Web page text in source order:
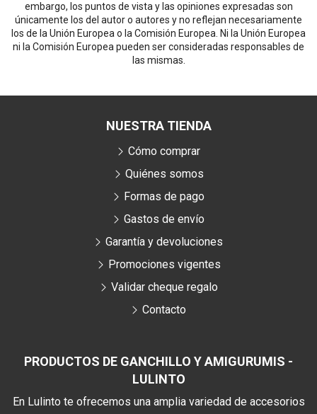
embargo, los puntos de vista y las opiniones expresadas son
únicamente los del autor o autores y no reflejan necesariamente
los de la Unión Europea o la Comisión Europea. Ni la Unión Europea
ni la Comisión Europea pueden ser consideradas responsables de
las mismas.
PRODUCTOS DE GANCHILLO Y AMIGURUMIS -
LULINTO
En Lulinto te ofrecemos una amplia variedad de accesorios
NUESTRA TIENDA
Cómo comprar
Quiénes somos
Formas de pago
Gastos de envío
Garantía y devoluciones
Promociones vigentes
Validar cheque regalo
Contacto